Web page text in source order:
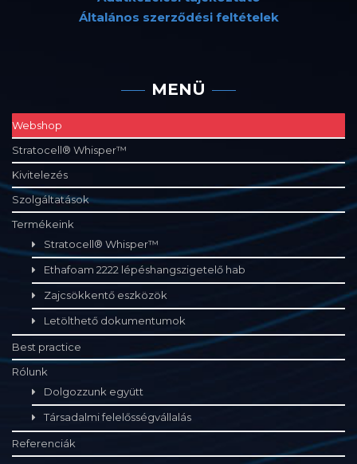
Általános szerződési feltételek
MENÜ
Webshop
Stratocell® Whisper™
Kivitelezés
Szolgáltatások
Termékeink
Stratocell® Whisper™
Ethafoam 2222 lépéshangszigetelő hab
Zajcsökkentő eszközök
Letölthető dokumentumok
Best practice
Rólunk
Dolgozzunk együtt
Társadalmi felelősségvállalás
Referenciák